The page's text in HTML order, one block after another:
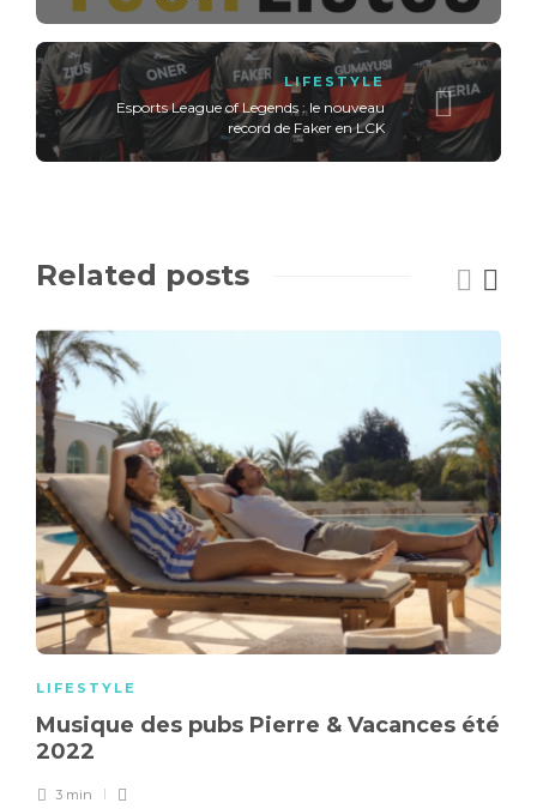
LIFESTYLE
Esports League of Legends : le nouveau
record de Faker en LCK
Related posts
LIFESTYLE
Musique des pubs Pierre & Vacances été
2022
3 min